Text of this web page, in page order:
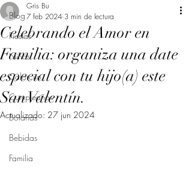
Blog
Fiestas
Niños
Calorcito
Cumpleaños
Botanas
Bebidas
Familia
Celebrando el Amor en
Familia: organiza una date
especial con tu hijo(a) este
San Valentín.
Gris Bu
7 feb 2024 3 min de lectura
Actualizado: 27 jun 2024